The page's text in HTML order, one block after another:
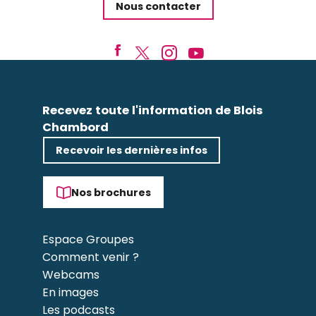
Nous contacter
Recevez toute l'information de Blois
Chambord
Recevoir les dernières infos
Nos brochures
Espace Groupes
Comment venir ?
Webcams
En images
Les podcasts